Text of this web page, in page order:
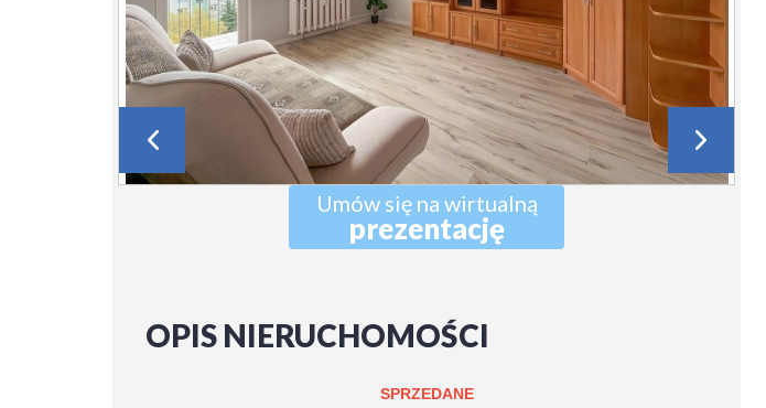
Umów się na wirtualną
prezentację
OPIS NIERUCHOMOŚCI
SPRZEDANE